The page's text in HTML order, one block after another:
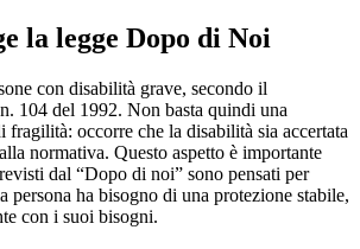
la legge Dopo di Noi
con disabilità grave, secondo il
104 del 1992. Non basta quindi una
fragilità: occorre che la disabilità sia accertata
normativa. Questo aspetto è importante
dal “Dopo di noi” sono pensati per
persona ha bisogno di una protezione stabile,
con i suoi bisogni.